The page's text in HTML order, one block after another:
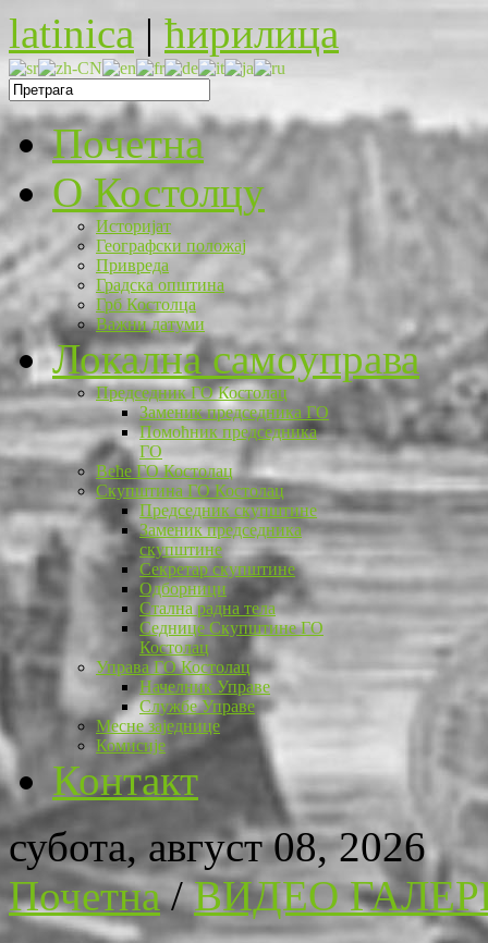
latinica | ћирилица
Почетна
O Костолцу
Историјат
Географски положај
Привреда
Градска општина
Грб Костолца
Важни датуми
Локална самоуправа
Председник ГО Костолац
Заменик председника ГО
Помоћник председника
ГО
Веће ГО Костолац
Скупштина ГО Костолац
Председник скупштине
Заменик председника
скупштине
Секретар скупштине
Одборници
Стална радна тела
Седнице Скупштине ГО
Костолац
Управа ГО Костолац
Начелник Управе
Службе Управе
Месне заједнице
Комисије
Контакт
субота, август 08, 2026
Почетна/ВИДЕО